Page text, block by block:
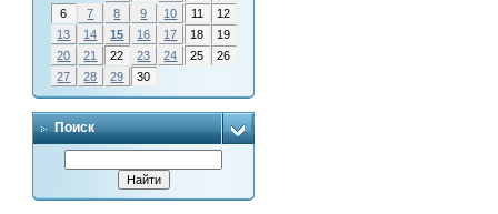
6
7 8 9 10 11
12
13
14 15 16 17 18
19
20
21 22 23 24 25
26
27
28 29 30
Поиск